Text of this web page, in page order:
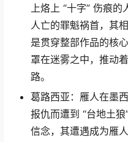
上烙上 “十字” 伤痕
人亡的罪魁祸首，其
是贯穿整部作品的核
罩在迷雾之中，推动
路。
葛路西亚：雁人在墨
报仇而遭到 “台地土
信念，其遭遇成为雁